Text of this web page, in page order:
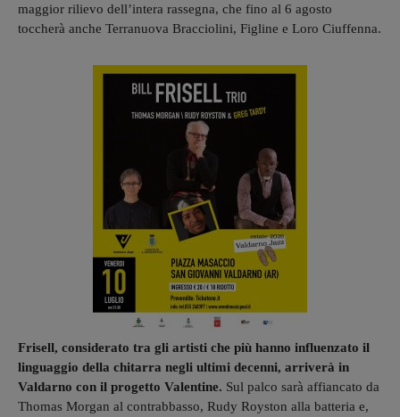
maggior rilievo dell’intera rassegna, che fino al 6 agosto
toccherà anche Terranuova Bracciolini, Figline e Loro Ciuffenna.
Frisell, considerato tra gli artisti che più hanno influenzato il
linguaggio della chitarra negli ultimi decenni, arriverà in
Valdarno con il progetto Valentine. Sul palco sarà affiancato da
Thomas Morgan al contrabbasso, Rudy Royston alla batteria e,